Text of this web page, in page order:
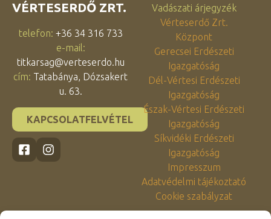
VÉRTESERDŐ ZRT.
telefon: +36 34 316 733
e-mail:
titkarsag@verteserdo.hu
cím: Tatabánya, Dózsakert
u. 63.
KAPCSOLATFELVÉTEL
Vadászati árjegyzék
Vérteserdő Zrt.
Központ
Gerecsei Erdészeti
Igazgatóság
Dél-Vértesi Erdészeti
Igazgatóság
Észak-Vértesi Erdészeti
Igazgatóság
Síkvidéki Erdészeti
Igazgatóság
Impresszum
Adatvédelmi tájékoztató
Cookie szabályzat